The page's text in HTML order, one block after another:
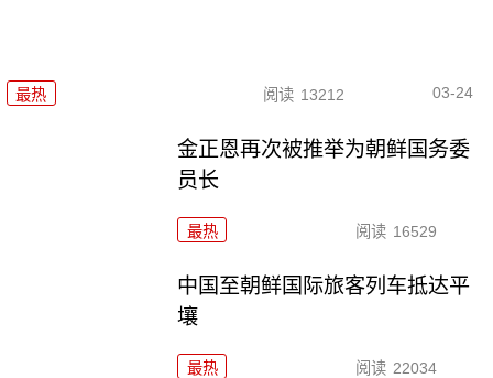
最热 阅读 13212 03-24
金正恩再次被推举为朝鲜国务委
员长
最热 阅读 16529
中国至朝鲜国际旅客列车抵达平
壤
最热 阅读 22034